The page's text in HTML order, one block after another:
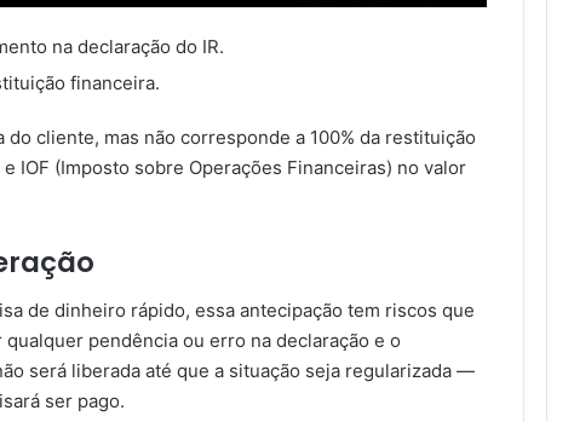
na declaração do IR.
financeira.
cliente, mas não corresponde a 100% da restituição
IOF (Imposto sobre Operações Financeiras) no valor
de dinheiro rápido, essa antecipação tem riscos que
pendência ou erro na declaração e o
será liberada até que a situação seja regularizada —
ser pago.